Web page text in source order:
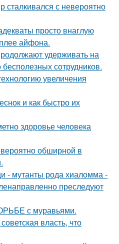
с невероятно
просто внаглую
айфона.
удерживать на
сотрудников.
увеличения
и как быстро их
здоровье человека
обширной в
- мутанты рода хиаломма -
преследуют
с муравьями.
власть, что